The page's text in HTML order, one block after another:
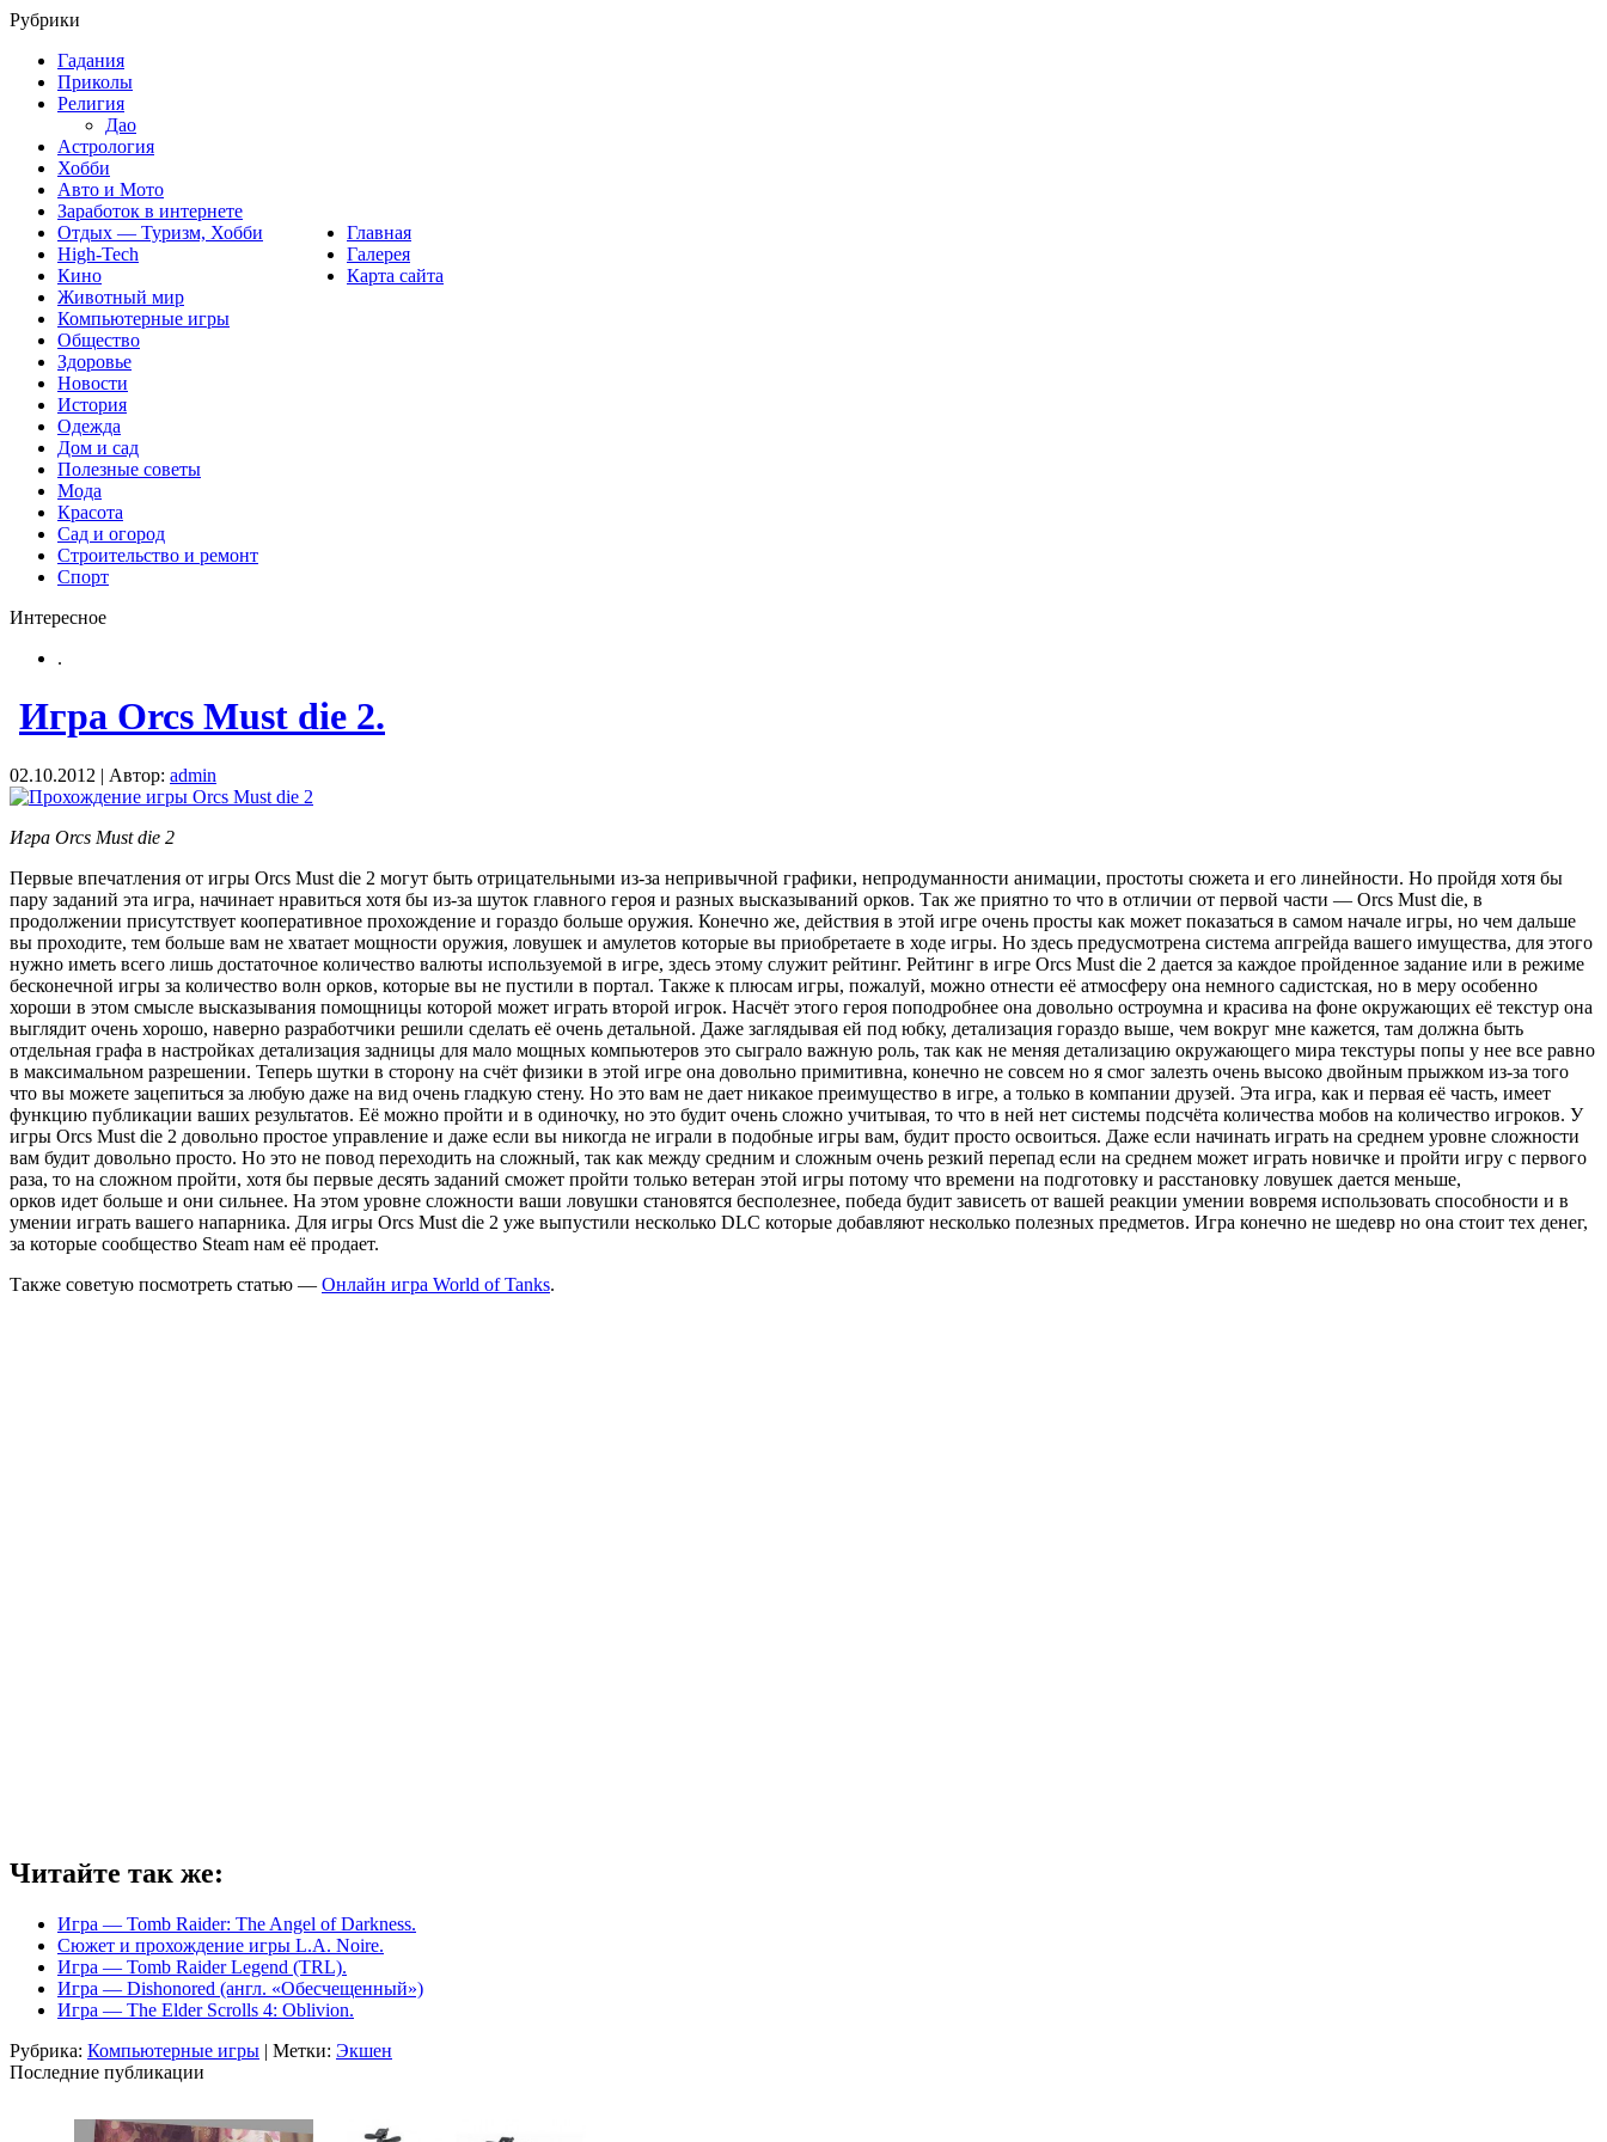
Главная
Галерея
Карта сайта
Рубрики
Гадания
Приколы
Религия
Дао
Астрология
Хобби
Авто и Мото
Заработок в интернете
Отдых — Туризм, Хобби
High-Tech
Кино
Животный мир
Компьютерные игры
Общество
Здоровье
Новости
История
Одежда
Дом и сад
Полезные советы
Мода
Красота
Сад и огород
Строительство и ремонт
Спорт
Интересное
.
Игра Orcs Must die 2.
02.10.2012 | Автор: admin
Игра Orcs Must die 2
Первые впечатления от игры Orcs Must die 2 могут быть отрицательными из-за непривычной графики, непродуманности анимации, простоты сюжета и его линейности. Но пройдя хотя бы
пару заданий эта игра, начинает нравиться хотя бы из-за шуток главного героя и разных высказываний орков. Так же приятно то что в отличии от первой части — Orcs Must die, в
продолжении присутствует кооперативное прохождение и гораздо больше оружия. Конечно же, действия в этой игре очень просты как может показаться в самом начале игры, но чем дальше
вы проходите, тем больше вам не хватает мощности оружия, ловушек и амулетов которые вы приобретаете в ходе игры. Но здесь предусмотрена система апгрейда вашего имущества, для этого
нужно иметь всего лишь достаточное количество валюты используемой в игре, здесь этому служит рейтинг. Рейтинг в игре Orcs Must die 2 дается за каждое пройденное задание или в режиме
бесконечной игры за количество волн орков, которые вы не пустили в портал. Также к плюсам игры, пожалуй, можно отнести её атмосферу она немного садистская, но в меру особенно
хороши в этом смысле высказывания помощницы которой может играть второй игрок. Насчёт этого героя поподробнее она довольно остроумна и красива на фоне окружающих её текстур она
выглядит очень хорошо, наверно разработчики решили сделать её очень детальной. Даже заглядывая ей под юбку, детализация гораздо выше, чем вокруг мне кажется, там должна быть
отдельная графа в настройках детализация задницы для мало мощных компьютеров это сыграло важную роль, так как не меняя детализацию окружающего мира текстуры попы у нее все равно
в максимальном разрешении. Теперь шутки в сторону на счёт физики в этой игре она довольно примитивна, конечно не совсем но я смог залезть очень высоко двойным прыжком из-за того
что вы можете зацепиться за любую даже на вид очень гладкую стену. Но это вам не дает никакое преимущество в игре, а только в компании друзей. Эта игра, как и первая её часть, имеет
функцию публикации ваших результатов. Её можно пройти и в одиночку, но это будит очень сложно учитывая, то что в ней нет системы подсчёта количества мобов на количество игроков. У
игры Orcs Must die 2 довольно простое управление и даже если вы никогда не играли в подобные игры вам, будит просто освоиться. Даже если начинать играть на среднем уровне сложности
вам будит довольно просто. Но это не повод переходить на сложный, так как между средним и сложным очень резкий перепад если на среднем может играть новичке и пройти игру с первого
раза, то на сложном пройти, хотя бы первые десять заданий сможет пройти только ветеран этой игры потому что времени на подготовку и расстановку ловушек дается меньше,
орков идет больше и они сильнее. На этом уровне сложности ваши ловушки становятся бесполезнее, победа будит зависеть от вашей реакции умении вовремя использовать способности и в
умении играть вашего напарника. Для игры Orcs Must die 2 уже выпустили несколько DLC которые добавляют несколько полезных предметов. Игра конечно не шедевр но она стоит тех денег,
за которые сообщество Steam нам её продает.
Также советую посмотреть статью — Онлайн игра World of Tanks.
Читайте так же:
Игра — Tomb Raider: The Angel of Darkness.
Сюжет и прохождение игры L.A. Noire.
Игра — Tomb Raider Legend (TRL).
Игра — Dishonored (англ. «Обесчещенный»)
Игра — The Elder Scrolls 4: Oblivion.
Рубрика: Компьютерные игры | Метки: Экшен
Последние публикации